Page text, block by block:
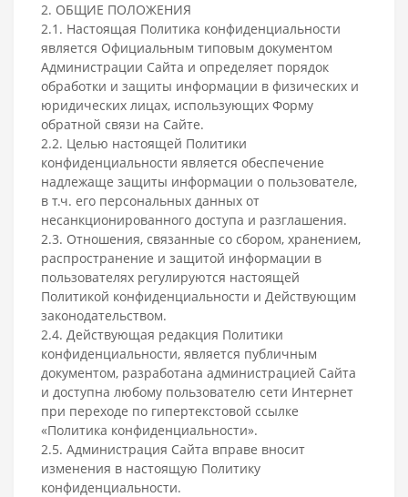
2. ОБЩИЕ ПОЛОЖЕНИЯ
2.1. Настоящая Политика конфиденциальности
является Официальным типовым документом
Администрации Сайта и определяет порядок
обработки и защиты информации в физических и
юридических лицах, использующих Форму
обратной связи на Сайте.
2.2. Целью настоящей Политики
конфиденциальности является обеспечение
надлежаще защиты информации о пользователе,
в т.ч. его персональных данных от
несанкционированного доступа и разглашения.
2.3. Отношения, связанные со сбором, хранением,
распространение и защитой информации в
пользователях регулируются настоящей
Политикой конфиденциальности и Действующим
законодательством.
2.4. Действующая редакция Политики
конфиденциальности, является публичным
документом, разработана администрацией Сайта
и доступна любому пользователю сети Интернет
при переходе по гипертекстовой ссылке
«Политика конфиденциальности».
2.5. Администрация Сайта вправе вносит
изменения в настоящую Политику
конфиденциальности.